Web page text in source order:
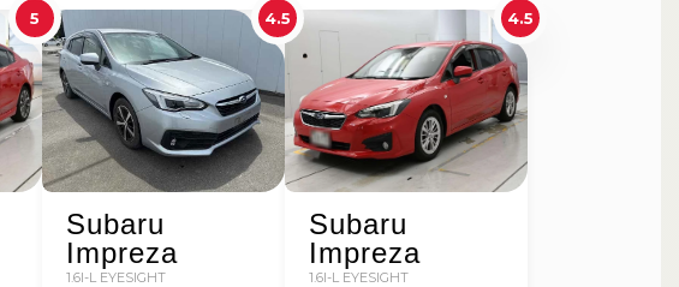
5 4.5
Subaru
Impreza
1.6I-L EYESIGHT
4.5
Subaru
Impreza
1.6I-L EYESIGHT